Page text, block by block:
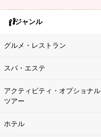
ジャンル
グルメ・レストラン
スパ・エステ
アクティビティ・オプショナル
ツアー
ホテル